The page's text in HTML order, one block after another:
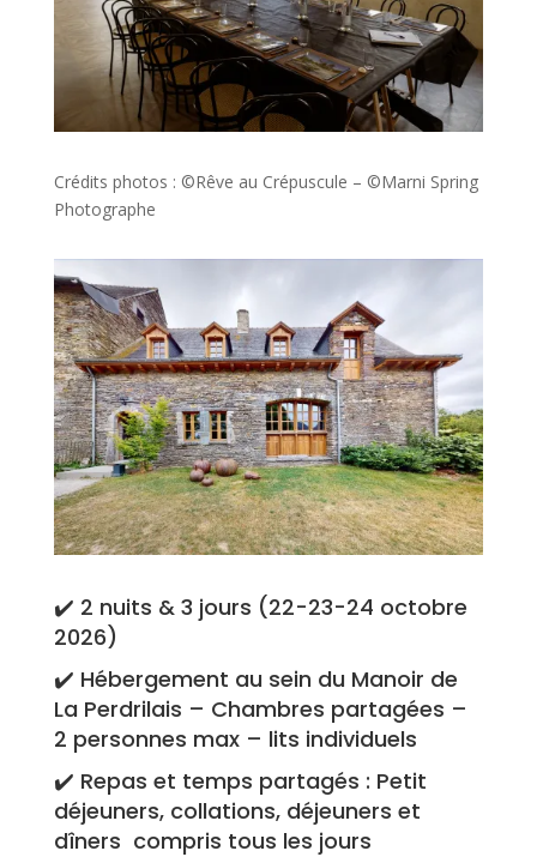
Crédits photos : ©Rêve au Crépuscule – ©Marni Spring
Photographe
✔️ 2 nuits & 3 jours (22-23-24 octobre
2026)
✔️ Hébergement au sein du Manoir de
La Perdrilais – Chambres partagées –
2 personnes max – lits individuels
✔️ Repas et temps partagés : Petit
déjeuners, collations, déjeuners et
dîners compris tous les jours